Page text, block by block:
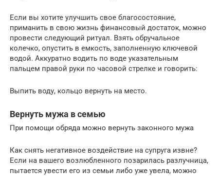
Если вы хотите улучшить свое благосостояние,
приманить в свою жизнь финансовый достаток, можно
провести следующий ритуал. Взять обручальное
колечко, опустить в емкость, заполненную ключевой
водой. Аккуратно водить по воде указательным
пальцем правой руки по часовой стрелке и говорить:
Выпить воду, кольцо вернуть на место.
Вернуть мужа в семью
При помощи обряда можно вернуть законного мужа
Как снять негативное воздействие на супруга извне?
Если на вашего возлюбленного позарилась разлучница,
пытается увести его из семьи либо уже увела, можно